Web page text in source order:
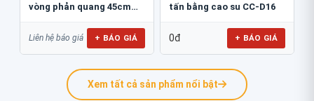
vòng phản quang 45cm
Liên hệ báo giá + BÁO GIÁ
tấn bằng cao su CC-D16
0đ + BÁO GIÁ
Xem tất cả sản phẩm nổi bật